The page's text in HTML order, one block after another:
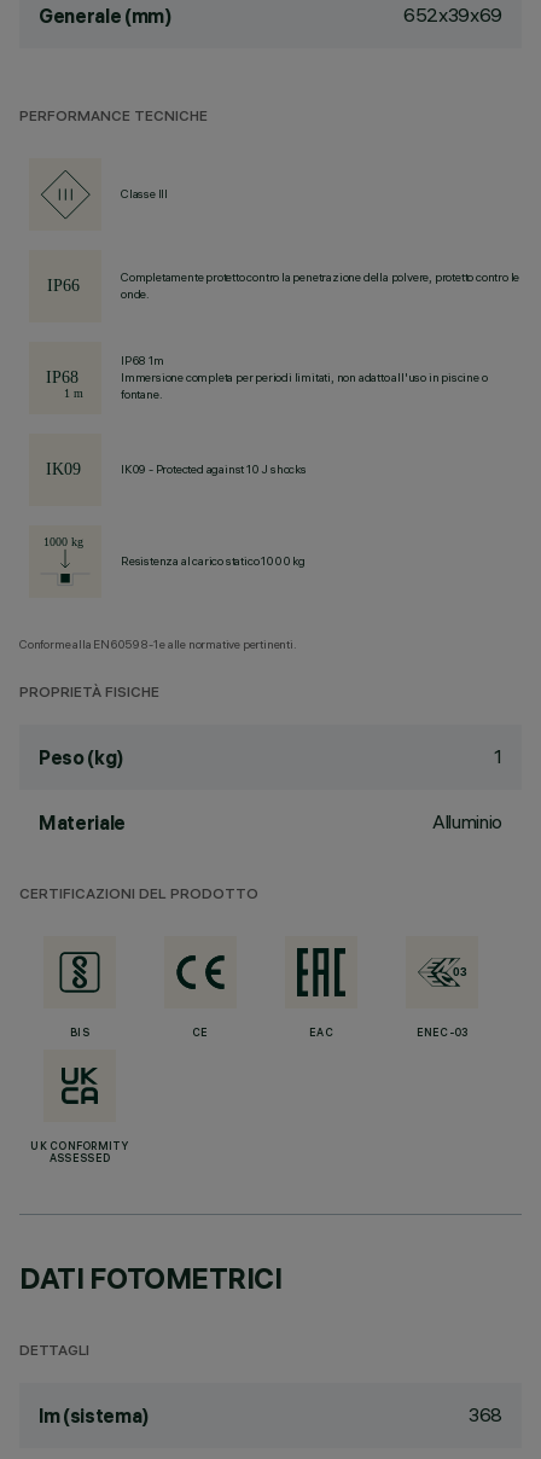
Generale (mm) 652x39x69
PERFORMANCE TECNICHE
Classe III
Completamente protetto contro la penetrazione della polvere, protetto contro le
onde.
IP68 1m
Immersione completa per periodi limitati, non adatto all'uso in piscine o
fontane.
IK09 - Protected against 10 J shocks
Resistenza al carico statico 1000 kg
Conforme alla EN60598-1 e alle normative pertinenti.
PROPRIETÀ FISICHE
Peso (kg) 1
Materiale Alluminio
CERTIFICAZIONI DEL PRODOTTO
BIS CE EAC ENEC-03
UK CONFORMITY
ASSESSED
DATI FOTOMETRICI
DETTAGLI
lm (sistema) 368